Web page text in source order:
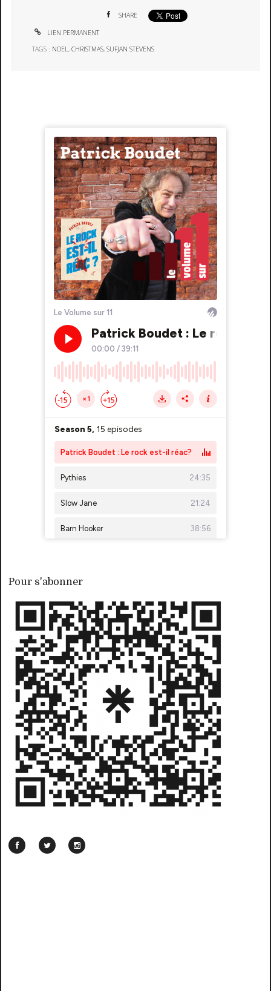
Pour s'abonner
SHARE
LIEN PERMANENT
TAGS : NOEL ,CHRISTMAS,SUFJAN STEVENS